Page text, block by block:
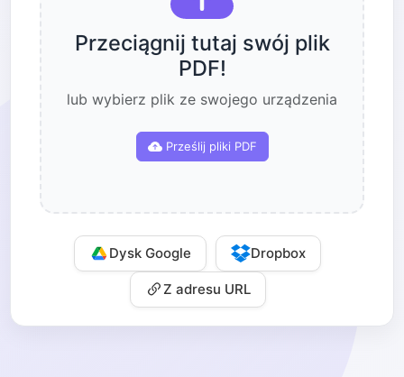
Przeciągnij tutaj swój plik
PDF!
lub wybierz plik ze swojego urządzenia
Prześlij pliki PDF
Dysk Google Dropbox
Z adresu URL